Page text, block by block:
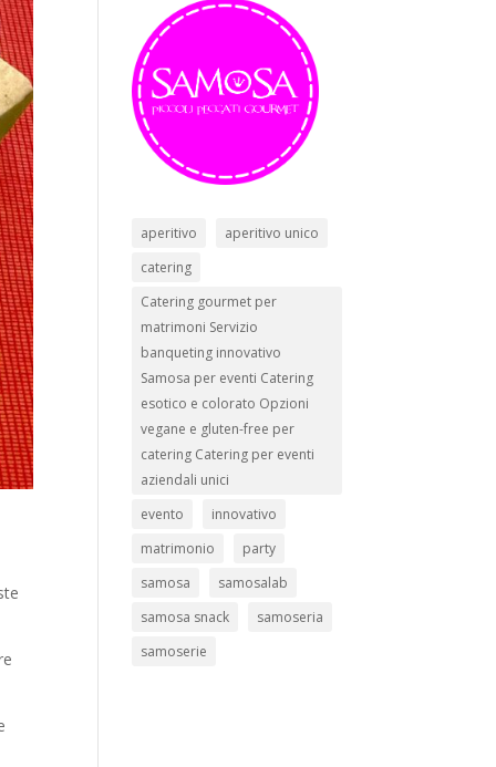
aperitivo
aperitivo unico
catering
Catering gourmet per
matrimoni Servizio
banqueting innovativo
Samosa per eventi Catering
esotico e colorato Opzioni
vegane e gluten-free per
catering Catering per eventi
aziendali unici
evento
innovativo
matrimonio
party
samosa
samosalab
samosa snack
samoseria
samoserie